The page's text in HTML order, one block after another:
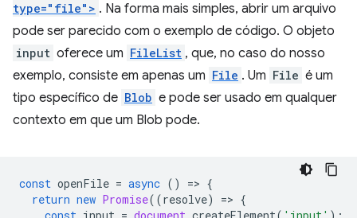
type="file"> . Na forma mais simples, abrir um arquivo
pode ser parecido com o exemplo de código. O objeto
input oferece um FileList , que, no caso do nosso
exemplo, consiste em apenas um File . Um File é um
tipo específico de Blob e pode ser usado em qualquer
contexto em que um Blob pode.
const openFile = async () => {
return new Promise((resolve) => {